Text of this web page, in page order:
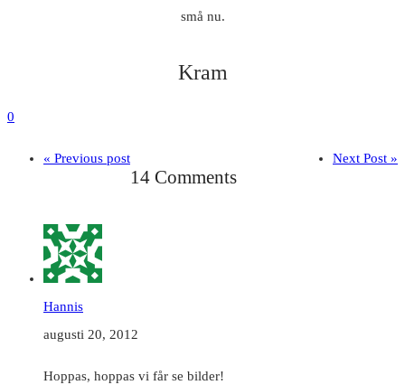
små nu.
Kram
0
« Previous post Next Post »
14 Comments
Hannis
augusti 20, 2012
Hoppas, hoppas vi får se bilder!